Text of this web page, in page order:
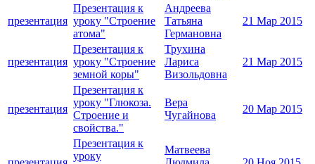
презентация
Презентация к
уроку "Строение
атома"
Андреева
Татьяна
Германовна
21 Мар 2015
презентация
Презентация к
уроку "Строение
земной коры"
Трухина
Лариса
Визольдовна
21 Мар 2015
презентация
Презентация к
уроку "Глюкоза.
Строение и
свойства."
Вера
Чугайнова
20 Мар 2015
Презентация к
уроку
Матвеева